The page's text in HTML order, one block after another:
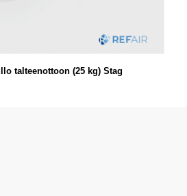
talteenottoon (25 kg) Stag